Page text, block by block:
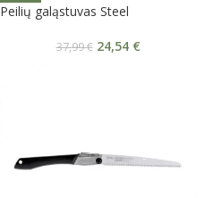
Peilių galąstuvas Steel
37,99€ 24,54 €